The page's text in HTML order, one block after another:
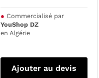
● Commercialisé par
YouShop DZ
en Algérie
Ajouter au devis